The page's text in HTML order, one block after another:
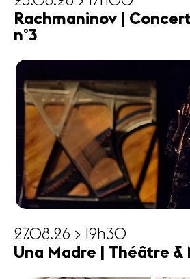
Rachmaninov |
n°3
27.08.26 > 19h30
Una Madre | Théâtre &